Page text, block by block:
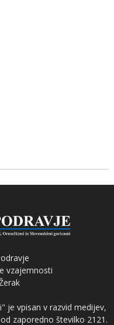
vzajemnosti
je vpisan v razvid medijev,
zaporedno številko 2121.